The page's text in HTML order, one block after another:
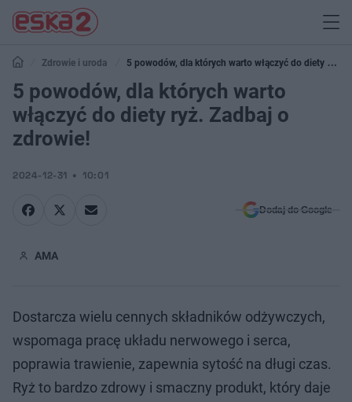
Zdrowie i uroda
5 powodów, dla których warto włączyć do diety ryż.
Zadbaj o zdrowie!
5 powodów, dla których warto
włączyć do diety ryż. Zadbaj o
zdrowie!
2024-12-31 10:01
Dodaj do Google
AMA
Dostarcza wielu cennych składników odżywczych,
wspomaga pracę układu nerwowego i serca,
poprawia trawienie, zapewnia sytość na długi czas.
Ryż to bardzo zdrowy i smaczny produkt, który daje